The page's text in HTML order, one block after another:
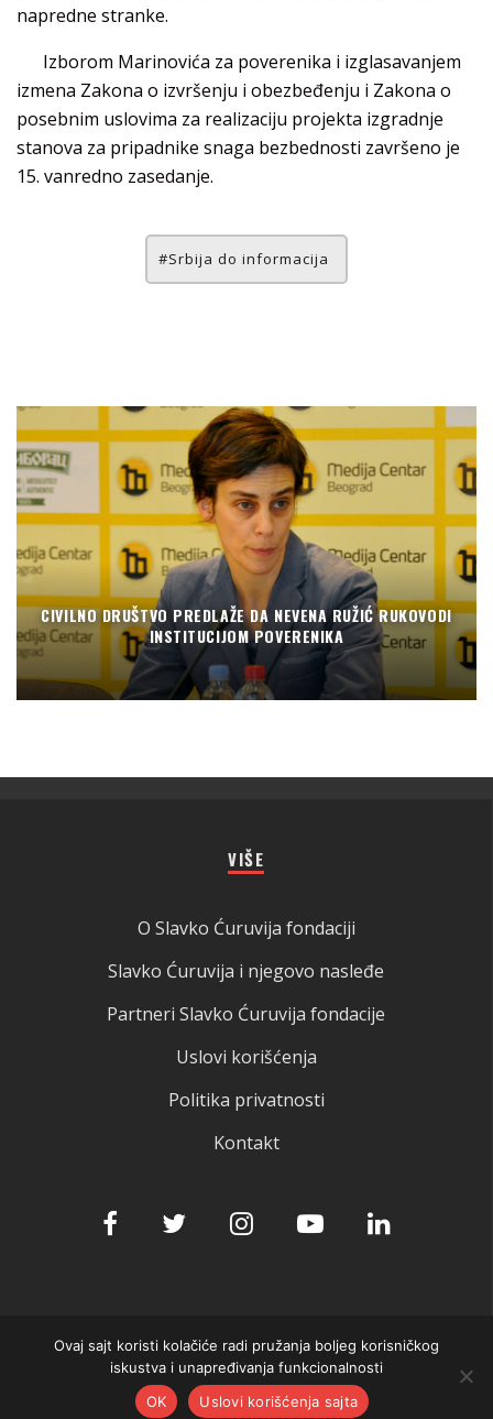
napredne stranke.
Izborom Marinovića za poverenika i izglasavanjem
izmena Zakona o izvršenju i obezbeđenju i Zakona o
posebnim uslovima za realizaciju projekta izgradnje
stanova za pripadnike snaga bezbednosti završeno je
15. vanredno zasedanje.
Srbija do informacija
CIVILNO DRUŠTVO PREDLAŽE DA NEVENA RUŽIĆ RUKOVODI
INSTITUCIJOM POVERENIKA
VIŠE
O Slavko Ćuruvija fondaciji
Slavko Ćuruvija i njegovo nasleđe
Partneri Slavko Ćuruvija fondacije
Uslovi korišćenja
Politika privatnosti
Kontakt
© 2025 Slavko Ćuruvija fondacija
Ovaj sajt koristi kolačiće radi pružanja boljeg korisničkog
iskustva i unapređivanja funkcionalnosti
OK
Uslovi korišćenja sajta